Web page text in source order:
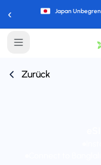
‹ Japan
Zurück